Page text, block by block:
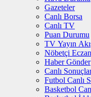
Gazeteler
Canlı Borsa
Canlı TV
Puan Durumu
TV Yayın
Nöbetçi
Haber Gönder
Canlı
Futbol Canlı
Basketbol